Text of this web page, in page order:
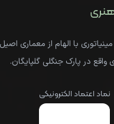
با الهام از معماری اصیل
واقع در پارک جنگلی گلپایگان.
نماد اعتماد الکترونیکی